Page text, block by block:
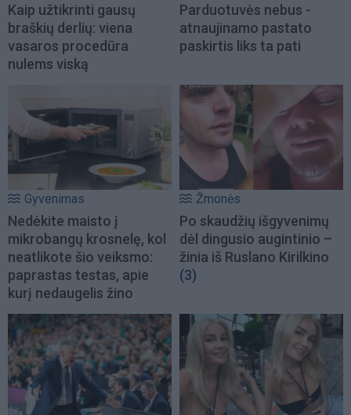
Kaip užtikrinti gausų
braškių derlių: viena
vasaros procedūra
nulems viską
Parduotuvės nebus -
atnaujinamo pastato
paskirtis liks ta pati
Gyvenimas
Nedėkite maisto į
mikrobangų krosnelę, kol
neatlikote šio veiksmo:
paprastas testas, apie
kurį nedaugelis žino
Žmonės
Po skaudžių išgyvenimų
dėl dingusio augintinio –
žinia iš Ruslano Kirilkino
(3)